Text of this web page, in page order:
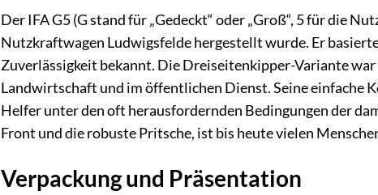
Der IFA G5 (G stand für „Gedeckt“ oder „Groß“, 5 für die
Nutzkraftwagen Ludwigsfelde hergestellt wurde. Er
Zuverlässigkeit bekannt. Die Dreiseitenkipper-Variante
Landwirtschaft und im öffentlichen Dienst. Seine einfache
Helfer unter den oft herausfordernden Bedingungen der
Front und die robuste Pritsche, ist bis heute vielen
Verpackung und Präsentation